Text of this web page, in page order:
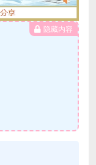
隐藏内容